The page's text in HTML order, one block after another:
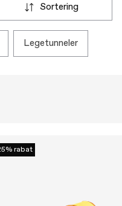
sortering
legetunneler
rabat